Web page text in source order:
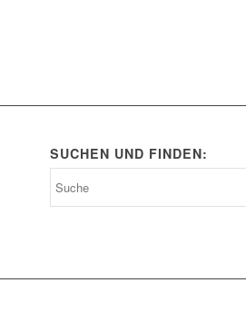
SUCHEN UND FINDEN: